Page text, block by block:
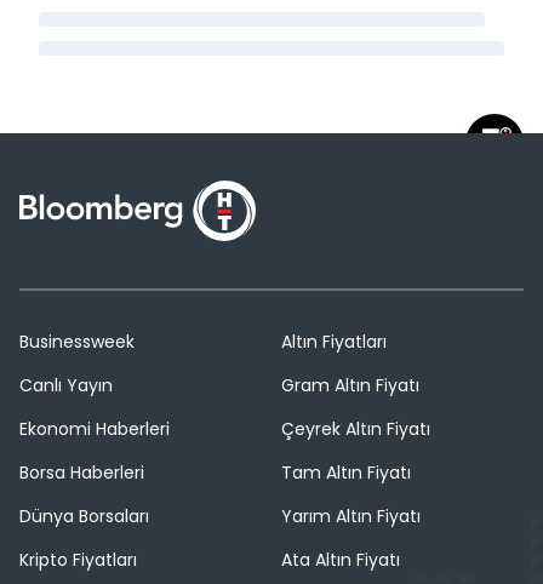
Businessweek
Canlı Yayın
Ekonomi Haberleri
Borsa Haberleri
Dünya Borsaları
Kripto Fiyatları
Altın Fiyatları
Gram Altın Fiyatı
Çeyrek Altın Fiyatı
Tam Altın Fiyatı
Yarım Altın Fiyatı
Ata Altın Fiyatı